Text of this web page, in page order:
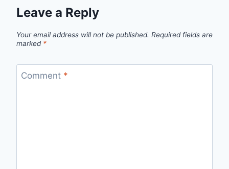
Leave a Reply
Your email address will not be published. Required fields are
marked *
Comment *